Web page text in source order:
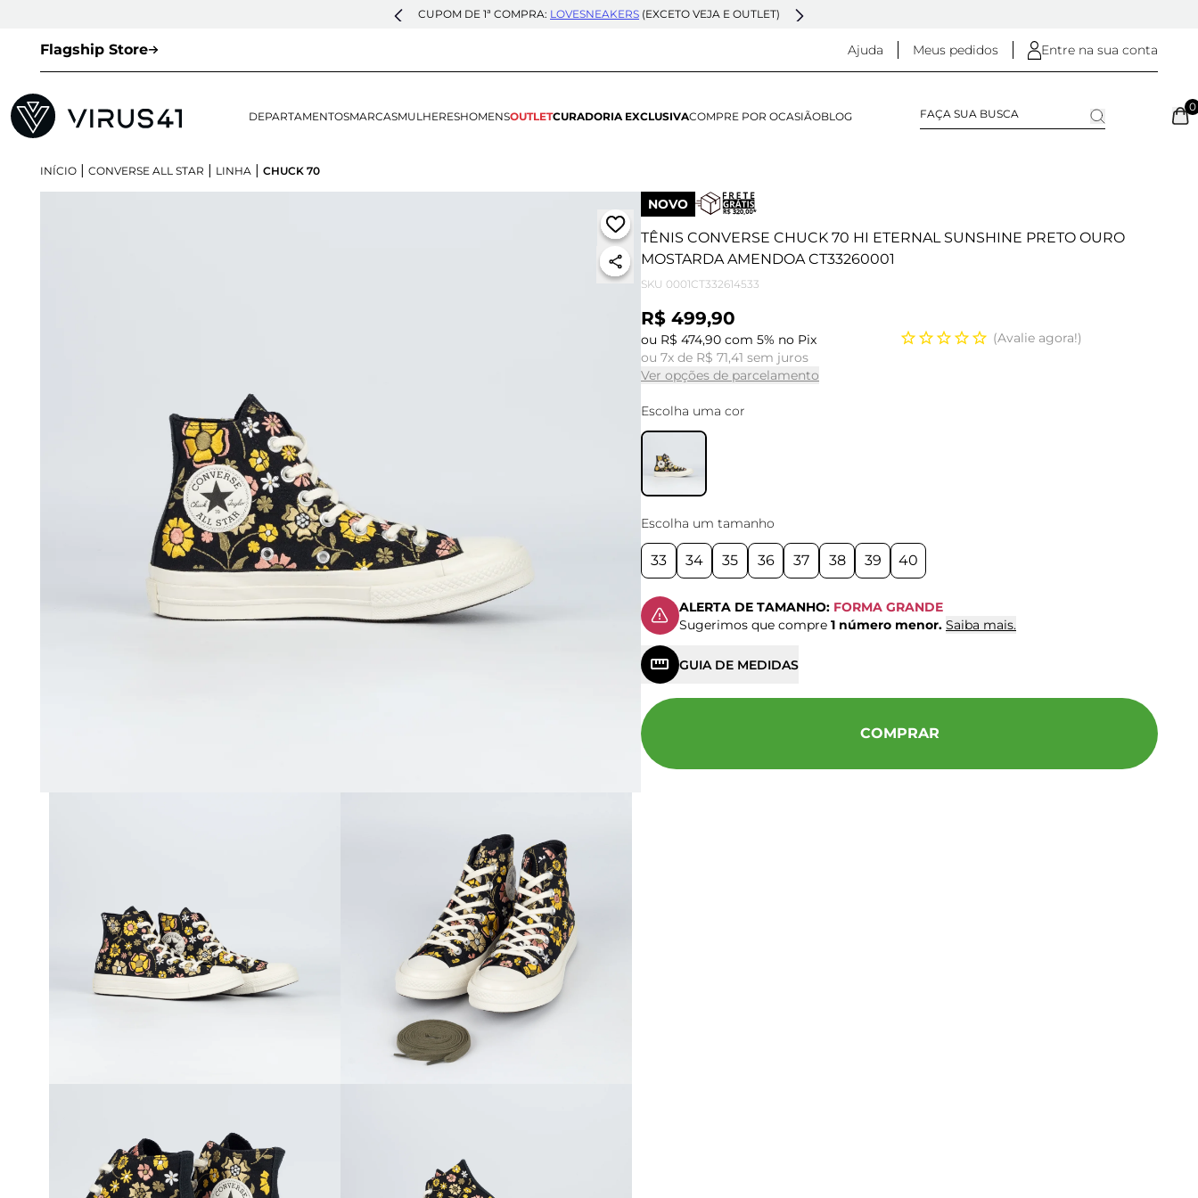
CUPOM DE 1ª COMPRA: LOVESNEAKERS (EXCETO VEJA E OUTLET)
Flagship Store Ajuda Meus pedidos Entre na sua conta
DEPARTAMENTOSMARCASMULHERESHOMENSOUTLETCURADORIA EXCLUSIVACOMPRE POR OCASIÃOBLOG
0
INÍCIO | CONVERSE ALL STAR | LINHA | CHUCK 70
NOVO
TÊNIS CONVERSE CHUCK 70 HI ETERNAL SUNSHINE PRETO OURO
MOSTARDA AMENDOA CT33260001
SKU 0001CT332614533
R$ 499,90
ou R$ 474,90 com 5% no Pix
ou 7x de R$ 71,41 sem juros
Ver opções de parcelamento
Avalie agora!
Escolha uma cor
Escolha um tamanho
33 34 35 36 37 38 39 40
ALERTA DE TAMANHO: FORMA GRANDE
Sugerimos que compre 1 número menor. Saiba mais.
GUIA DE MEDIDAS
COMPRAR